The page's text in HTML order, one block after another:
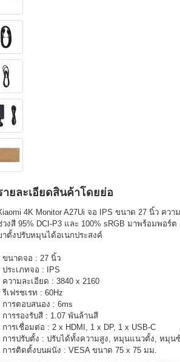
ายละเอียดสินค้าโดยย่อ
4K Monitor A27Ui จอ IPS ขนาด 27 นิ้ว คว
วงสี 95% DCI-P3 และ 100% sRGB มาพร้อมพอร์
าตั้งปรับหมุนได้อเนกประสงค์
ขนาดจอ : 27 นิ้ว
ประเภทจอ : IPS
ความละเอียด : 3840 x 2160
รีเฟรชเรท : 60Hz
การตอบสนอง : 6ms
การรองรับสี : 1.07 พันล้านสี
การเชื่อมต่อ : 2 x HDMI, 1 x DP, 1 x USB-C
การปรับตั้ง : ปรับได้ทั้งความสูง, หมุนแนวตั้ง, หมุน
การติดตั้งบนผนัง : VESA ขนาด 75 x 75 มม.